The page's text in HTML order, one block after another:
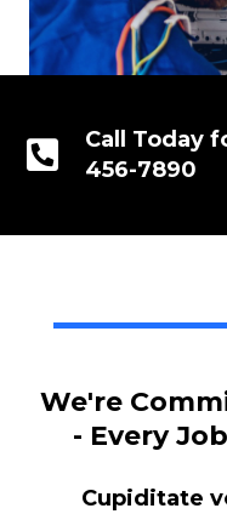
Call Today
456-7890
We're
- Every
Cupiditate